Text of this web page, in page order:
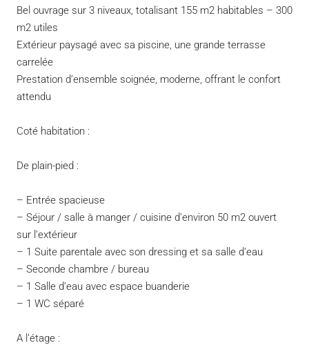
Bel ouvrage sur 3 niveaux, totalisant 155 m2 habitables – 300
m2 utiles
Extérieur paysagé avec sa piscine, une grande terrasse
carrelée
Prestation d’ensemble soignée, moderne, offrant le confort
attendu
Coté habitation :
De plain-pied :
– Entrée spacieuse
– Séjour / salle à manger / cuisine d’environ 50 m2 ouvert
sur l’extérieur
– 1 Suite parentale avec son dressing et sa salle d’eau
– Seconde chambre / bureau
– 1 Salle d’eau avec espace buanderie
– 1 WC séparé
A l’étage :